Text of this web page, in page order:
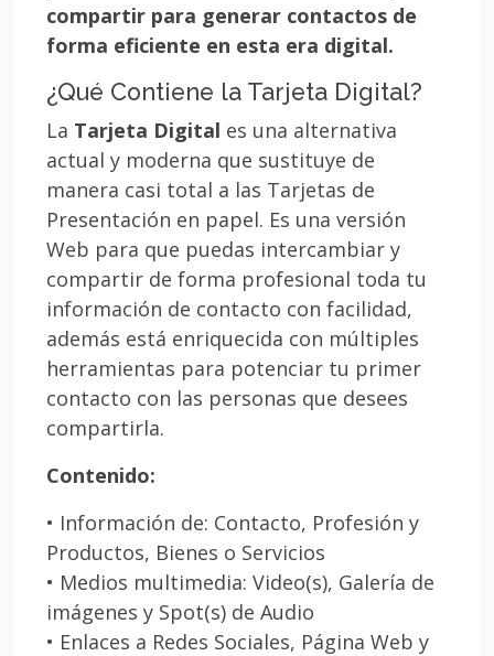
compartir para generar contactos de
forma eficiente en esta era digital.
¿Qué Contiene la Tarjeta Digital?
La Tarjeta Digital es una alternativa
actual y moderna que sustituye de
manera casi total a las Tarjetas de
Presentación en papel. Es una versión
Web para que puedas intercambiar y
compartir de forma profesional toda tu
información de contacto con facilidad,
además está enriquecida con múltiples
herramientas para potenciar tu primer
contacto con las personas que desees
compartirla.
Contenido:
• Información de: Contacto, Profesión y
Productos, Bienes o Servicios
• Medios multimedia: Video(s), Galería de
imágenes y Spot(s) de Audio
• Enlaces a Redes Sociales, Página Web y